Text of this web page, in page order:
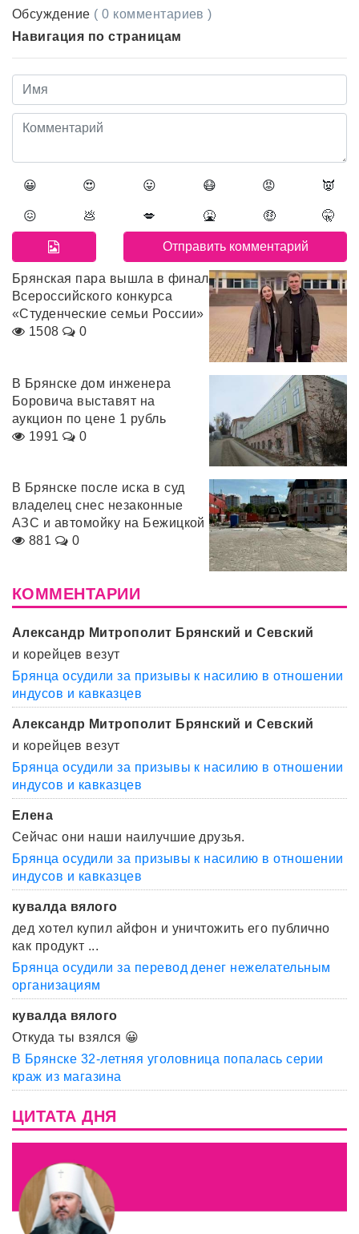
Обсуждение ( 0 комментариев )
Навигация по страницам
😀 😍 😛 😷 😡 👿
😖 💩 💋 🤮 🤑 🤫
Брянская пара вышла в финал
Всероссийского конкурса
«Студенческие семьи России»
1508
0
В Брянске дом инженера
Боровича выставят на
аукцион по цене 1 рубль
1991
0
В Брянске после иска в суд
владелец снес незаконные
АЗС и автомойку на Бежицкой
881
0
КОММЕНТАРИИ
Александр Митрополит Брянский и Севский
и корейцев везут
Брянца осудили за призывы к насилию в отношении
индусов и кавказцев
Александр Митрополит Брянский и Севский
и корейцев везут
Брянца осудили за призывы к насилию в отношении
индусов и кавказцев
Елена
Сейчас они наши наилучшие друзья.
Брянца осудили за призывы к насилию в отношении
индусов и кавказцев
кувалда вялого
дед хотел купил айфон и уничтожить его публично
как продукт ...
Брянца осудили за перевод денег нежелательным
организациям
кувалда вялого
Откуда ты взялся 😀
В Брянске 32-летняя уголовница попалась серии
краж из магазина
ЦИТАТА ДНЯ